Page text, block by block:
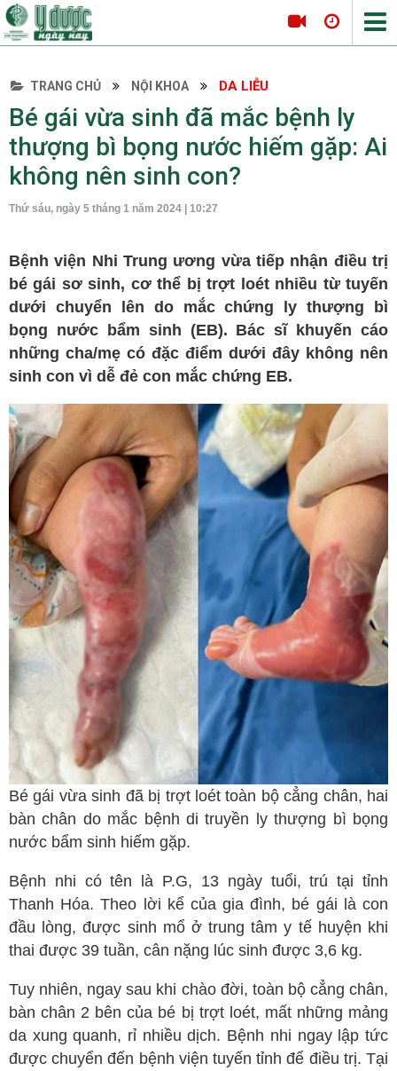
Tin tức Y Dược
Thông tin hội nghị
Hội thảo
Tọa đàm khoa học
Nội khoa
Hô hấp
Tiêu hóa
Da liễu
Nội tiết
Ngoại tổng quát
Ngoại tiết niệu
Chấn thương chỉnh hình
Dược Khoa
Các bài thuốc hay
Cách sử dụng thuốc
Y học cổ truyền
Dược học cổ truyền
Dưỡng sinh
Châm cứu
Bệnh học
Y - Sinh học
Khỏe đẹp
Spa
Mỹ phẩm
Dinh Dưỡng
Bác sĩ của bạn
TRANG CHỦ NỘI KHOA DA LIỄU
Bé gái vừa sinh đã mắc bệnh ly
thượng bì bọng nước hiếm gặp: Ai
không nên sinh con?
Thứ sáu, ngày 5 tháng 1 năm 2024 | 10:27
Bệnh viện Nhi Trung ương vừa tiếp nhận điều trị
bé gái sơ sinh, cơ thể bị trợt loét nhiều từ tuyến
dưới chuyển lên do mắc chứng ly thượng bì
bọng nước bẩm sinh (EB). Bác sĩ khuyến cáo
những cha/mẹ có đặc điểm dưới đây không nên
sinh con vì dễ đẻ con mắc chứng EB.
Bé gái vừa sinh đã bị trợt loét toàn bộ cẳng chân, hai
bàn chân do mắc bệnh di truyền ly thượng bì bọng
nước bẩm sinh hiếm gặp.
Bệnh nhi có tên là P.G, 13 ngày tuổi, trú tại tỉnh
Thanh Hóa. Theo lời kể của gia đình, bé gái là con
đầu lòng, được sinh mổ ở trung tâm y tế huyện khi
thai được 39 tuần, cân nặng lúc sinh được 3,6 kg.
Tuy nhiên, ngay sau khi chào đời, toàn bộ cẳng chân,
bàn chân 2 bên của bé bị trợt loét, mất những mảng
da xung quanh, rỉ nhiều dịch. Bệnh nhi ngay lập tức
được chuyển đến bệnh viện tuyến tỉnh để điều trị. Tại